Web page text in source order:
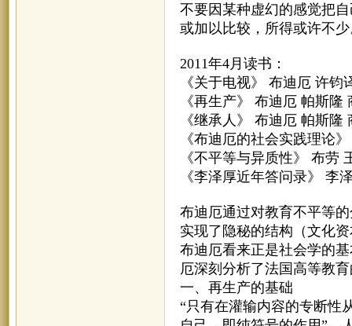
不要因某种虚幻的感觉把
或加以比较，所得或许不
2011年4月读书：
《关于电视》 布迪厄 许钧
《再生产》 布迪厄 帕斯隆
《继承人》 布迪厄 帕斯隆
《布迪厄的社会实践理论
《不平等与异质性》 布劳
《李泽厚近年答问录》 李
布迪厄通过对教育不平等
实现了隐秘的结构（文化
布迪厄看来正是社会学的
厄深刻分析了法国高等教
一、再生产的基础
“只有在灌输内容的专断性